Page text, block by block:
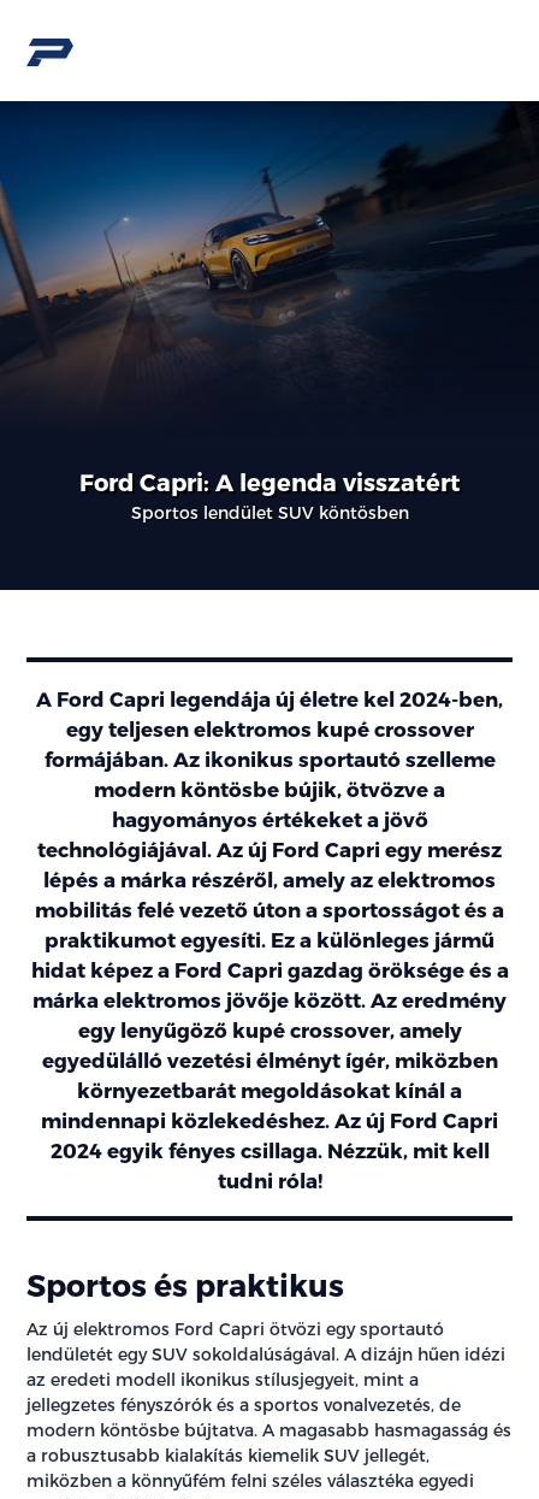
Ford Capri: A legenda visszatért
Sportos lendület SUV köntösben
A Ford Capri legendája új életre kel 2024-ben,
egy teljesen elektromos kupé crossover
formájában. Az ikonikus sportautó szelleme
modern köntösbe bújik, ötvözve a
hagyományos értékeket a jövő
technológiájával. Az új Ford Capri egy merész
lépés a márka részéről, amely az elektromos
mobilitás felé vezető úton a sportosságot és a
praktikumot egyesíti. Ez a különleges jármű
hidat képez a Ford Capri gazdag öröksége és a
márka elektromos jövője között. Az eredmény
egy lenyűgöző kupé crossover, amely
egyedülálló vezetési élményt ígér, miközben
környezetbarát megoldásokat kínál a
mindennapi közlekedéshez. Az új Ford Capri
2024 egyik fényes csillaga. Nézzük, mit kell
tudni róla!
Sportos és praktikus
Az új elektromos Ford Capri ötvözi egy sportautó
lendületét egy SUV sokoldalúságával. A dizájn hűen idézi
az eredeti modell ikonikus stílusjegyeit, mint a
jellegzetes fényszórók és a sportos vonalvezetés, de
modern köntösbe bújtatva. A magasabb hasmagasság és
a robusztusabb kialakítás kiemelik SUV jellegét,
miközben a könnyűfém felni széles választéka egyedi